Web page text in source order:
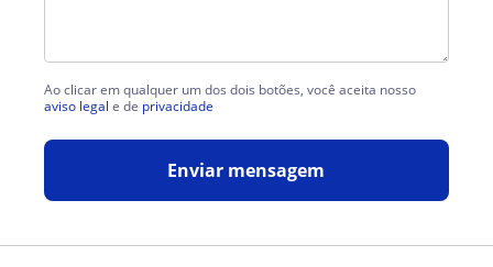
Ao clicar em qualquer um dos dois botões, você aceita nosso
aviso legal e de privacidade
Enviar mensagem